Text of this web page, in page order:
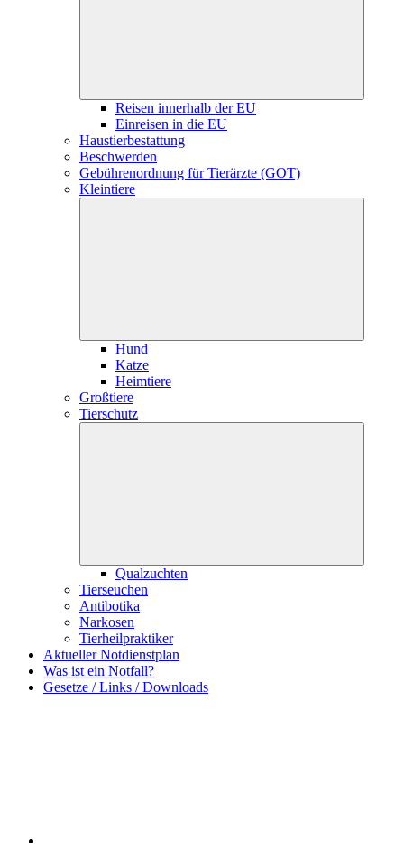
Reisen innerhalb der EU
Einreisen in die EU
Haustierbestattung
Beschwerden
Gebührenordnung für Tierärzte (GOT)
Kleintiere
Hund
Katze
Heimtiere
Großtiere
Tierschutz
Qualzuchten
Tierseuchen
Antibotika
Narkosen
Tierheilpraktiker
Aktueller Notdienstplan
Was ist ein Notfall?
Gesetze / Links / Downloads